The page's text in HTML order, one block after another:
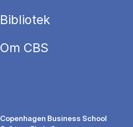
Bibliotek
Om CBS
Copenhagen Business School